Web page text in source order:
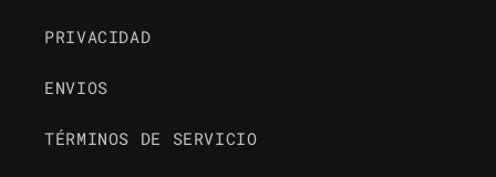
PRIVACIDAD
ENVIOS
TÉRMINOS DE SERVICIO